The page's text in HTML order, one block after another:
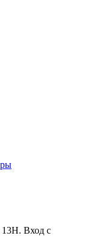
13Н. Вход с